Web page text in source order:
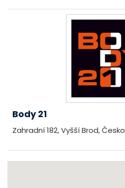
Body 21
Zahradní 182, Vyšší Brod, Česko